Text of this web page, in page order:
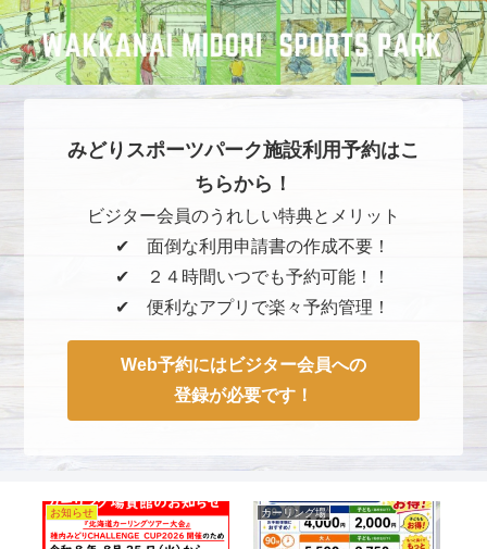
みどりスポーツパーク施設利用予約はこ
ちらから！
ビジター会員のうれしい特典とメリット
✔︎ 面倒な利用申請書の作成不要！
✔︎ ２４時間いつでも予約可能！！
✔︎ 便利なアプリで楽々予約管理！
Web予約にはビジター会員への
登録が必要です！
お知らせ カーリング場